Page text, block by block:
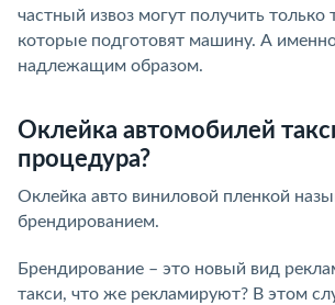
частный извоз могут получить только
которые подготовят машину. А
надлежащим образом.
Оклейка автомобилей
процедура?
Оклейка авто виниловой пленкой
брендированием.
Брендирование – это новый вид
такси, что же рекламируют? В этом